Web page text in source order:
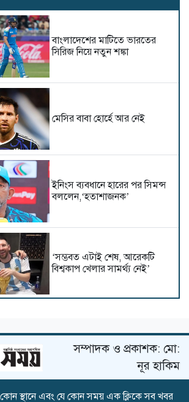
বাংলাদেশের মাটিতে ভারতের
সিরিজ নিয়ে নতুন শঙ্কা
মেসির বাবা হোর্হে আর নেই
ইনিংস ব্যবধানে হারের পর সিমন্স
বললেন,‘হতাশাজনক’
‘সম্ভবত এটাই শেষ, আরেকটি
বিশ্বকাপ খেলার সামর্থ্য নেই’
মদদপুষ্ট দুর্নীতির বরপুত্র প্রধান
নির্বাহী সুজন
সম্পাদক ও প্রকাশক: মো:
নূর হাকিম
কোন স্থানে এবং যে কোন সময় এক ক্লিকে সব খবর